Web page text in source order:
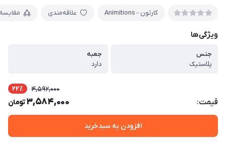
کارتون - Animitions علاقه‌مندی
ویژگی‌ها
جنس
پلاستیک
جعبه
دارد
قیمت:
4,592,000 22٪
3,584,000تومان
افزودن به سبدخرید